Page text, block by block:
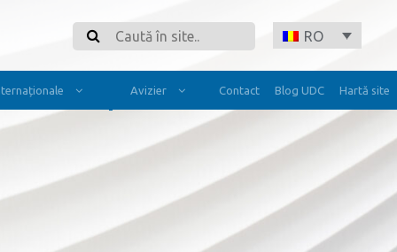
Search
RO
Avizier Contact Blog UDC Hartă site